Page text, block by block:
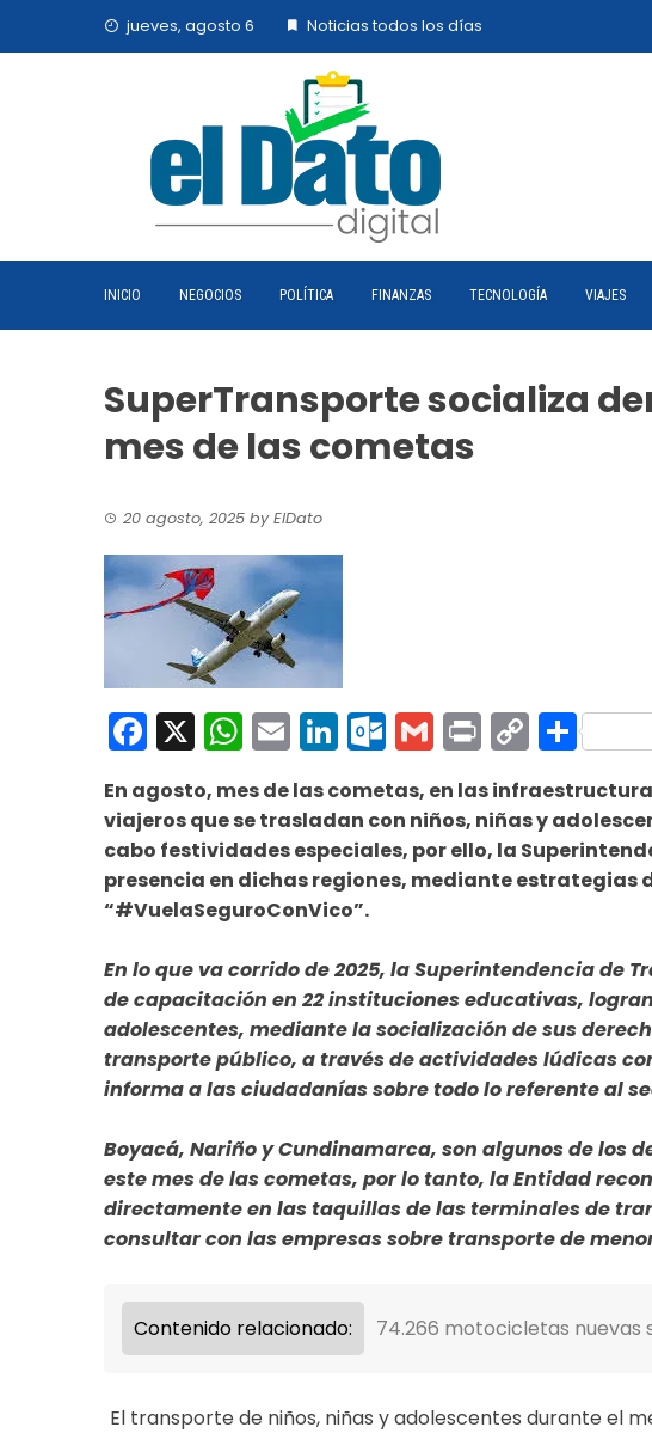
jueves, agosto 6 Noticias todos los días
INICIO NEGOCIOS POLÍTICA FINANZAS TECNOLOGÍA VIAJES
SuperTransporte socializa
mes de las cometas
20 agosto, 2025 byElDato
Facebook
X WhatsApp
EmailLinkedIn
Outlook.com
Gmail
PrintCopy
Link
En agosto, mes de las cometas, en las
viajeros que se trasladan con niños, niñas y
cabo festividades especiales, por ello, la
presencia en dichas regiones, mediante estrategias
“#VuelaSeguroConVico”.
En lo que va corrido de 2025, la Superintendencia de
de capacitación en 22 instituciones educativas,
adolescentes, mediante la socialización de sus
transporte público, a través de actividades lúdicas
informa a las ciudadanías sobre todo lo referente al
Boyacá, Nariño y Cundinamarca, son algunos de los
este mes de las cometas, por lo tanto, la Entidad
directamente en las taquillas de las terminales de
consultar con las empresas sobre transporte de
Contenido relacionado: 74.266 motocicletas nuevas
El transporte de niños, niñas y adolescentes durante el